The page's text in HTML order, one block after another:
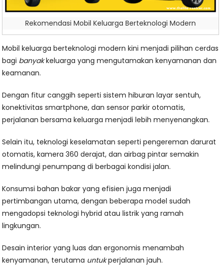
Rekomendasi Mobil Keluarga Berteknologi Modern
Mobil keluarga berteknologi modern kini menjadi pilihan cerdas
bagi banyakkeluarga yang mengutamakan kenyamanan dan
keamanan.
Dengan fitur canggih seperti sistem hiburan layar sentuh,
konektivitas smartphone, dan sensor parkir otomatis,
perjalanan bersama keluarga menjadi lebih menyenangkan.
Selain itu, teknologi keselamatan seperti pengereman darurat
otomatis, kamera 360 derajat, dan airbag pintar semakin
melindungi penumpang di berbagai kondisi jalan.
Konsumsi bahan bakar yang efisien juga menjadi
pertimbangan utama, dengan beberapa model sudah
mengadopsi teknologi hybrid atau listrik yang ramah
lingkungan.
Desain interior yang luas dan ergonomis menambah
kenyamanan, terutama untukperjalanan jauh.